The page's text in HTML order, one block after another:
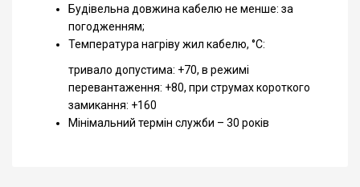
Будівельна довжина кабелю не менше: за
погодженням;
Температура нагріву жил кабелю, °С:
тривало допустима: +70, в режимі
перевантаження: +80, при струмах короткого
замикання: +160
Мінімальний термін служби – 30 років